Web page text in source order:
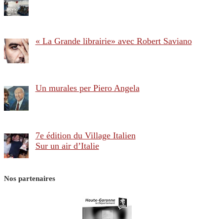
« La Grande librairie» avec Robert Saviano
Un murales per Piero Angela
7e édition du Village Italien
Sur un air d’Italie
Nos partenaires